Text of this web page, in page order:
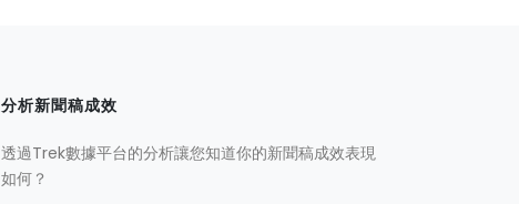
分析新聞稿成效
透過Trek數據平台的分析讓您知道你的新聞稿成效表現
如何？